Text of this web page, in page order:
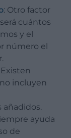
: Otro factor
cuántos
y el
número el
Existen
incluyen
ayuda
de